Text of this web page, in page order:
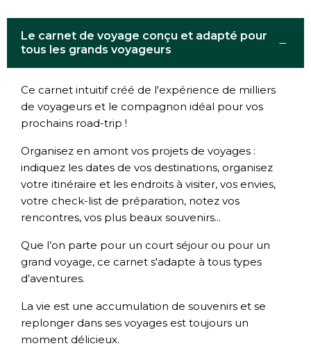
Le carnet de voyage conçu et adapté pour
tous les grands voyageurs
−
Ce carnet intuitif créé de l'expérience de milliers
de voyageurs et le compagnon idéal pour vos
prochains road-trip !
Organisez en amont vos projets de voyages :
indiquez les dates de vos destinations, organisez
votre itinéraire et les endroits à visiter, vos envies,
votre check-list de préparation, notez vos
rencontres, vos plus beaux souvenirs...
Que l’on parte pour un court séjour ou pour un
grand voyage, ce carnet s'adapte à tous types
d’aventures.
La vie est une accumulation de souvenirs et se
replonger dans ses voyages est toujours un
moment délicieux.